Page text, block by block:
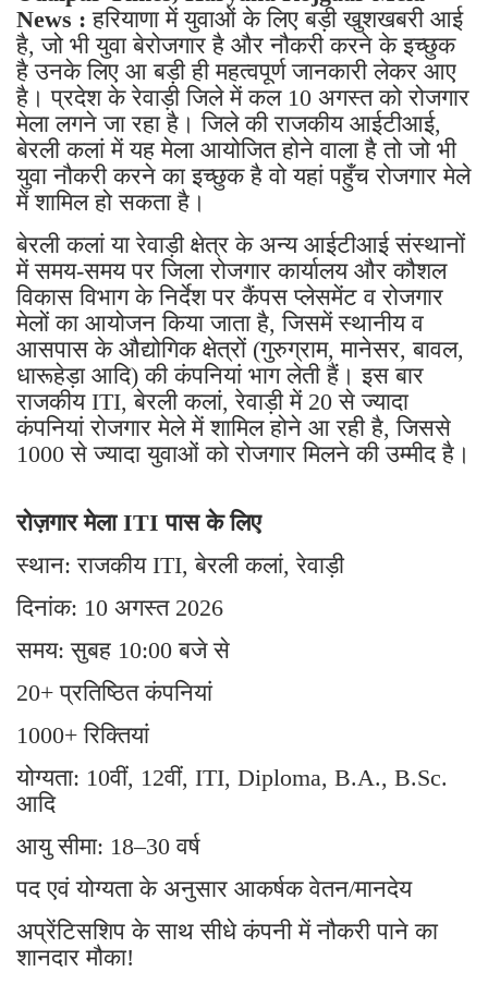
News : हरियाणा में युवाओं के लिए बड़ी खुशखबरी आई
है, जो भी युवा बेरोजगार है और नौकरी करने के इच्छुक
है उनके लिए आ बड़ी ही महत्वपूर्ण जानकारी लेकर आए
है। प्रदेश के रेवाड़ी जिले में कल 10 अगस्त को रोजगार
मेला लगने जा रहा है। जिले की राजकीय आईटीआई,
बेरली कलां में यह मेला आयोजित होने वाला है तो जो भी
युवा नौकरी करने का इच्छुक है वो यहां पहुँच रोजगार मेले
में शामिल हो सकता है।
बेरली कलां या रेवाड़ी क्षेत्र के अन्य आईटीआई संस्थानों
में समय-समय पर जिला रोजगार कार्यालय और कौशल
विकास विभाग के निर्देश पर कैंपस प्लेसमेंट व रोजगार
मेलों का आयोजन किया जाता है, जिसमें स्थानीय व
आसपास के औद्योगिक क्षेत्रों (गुरुग्राम, मानेसर, बावल,
धारूहेड़ा आदि) की कंपनियां भाग लेती हैं। इस बार
राजकीय ITI, बेरली कलां, रेवाड़ी में 20 से ज्यादा
कंपनियां रोजगार मेले में शामिल होने आ रही है, जिससे
1000 से ज्यादा युवाओं को रोजगार मिलने की उम्मीद है।
रोज़गार मेला ITI पास के लिए
स्थान: राजकीय ITI, बेरली कलां, रेवाड़ी
दिनांक: 10 अगस्त 2026
समय: सुबह 10:00 बजे से
20+ प्रतिष्ठित कंपनियां
1000+ रिक्तियां
योग्यता: 10वीं, 12वीं, ITI, Diploma, B.A., B.Sc.
आदि
आयु सीमा: 18–30 वर्ष
पद एवं योग्यता के अनुसार आकर्षक वेतन/मानदेय
अप्रेंटिसशिप के साथ सीधे कंपनी में नौकरी पाने का
शानदार मौका!